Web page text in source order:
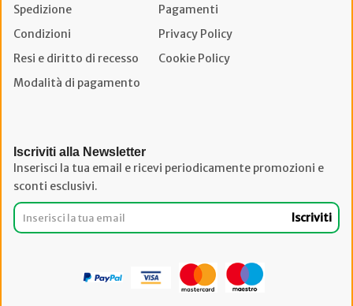
Spedizione
Pagamenti
Condizioni
Privacy Policy
Resi e diritto di recesso
Cookie Policy
Modalità di pagamento
Iscriviti alla Newsletter
Inserisci la tua email e ricevi periodicamente promozioni e
sconti esclusivi.
Iscriviti